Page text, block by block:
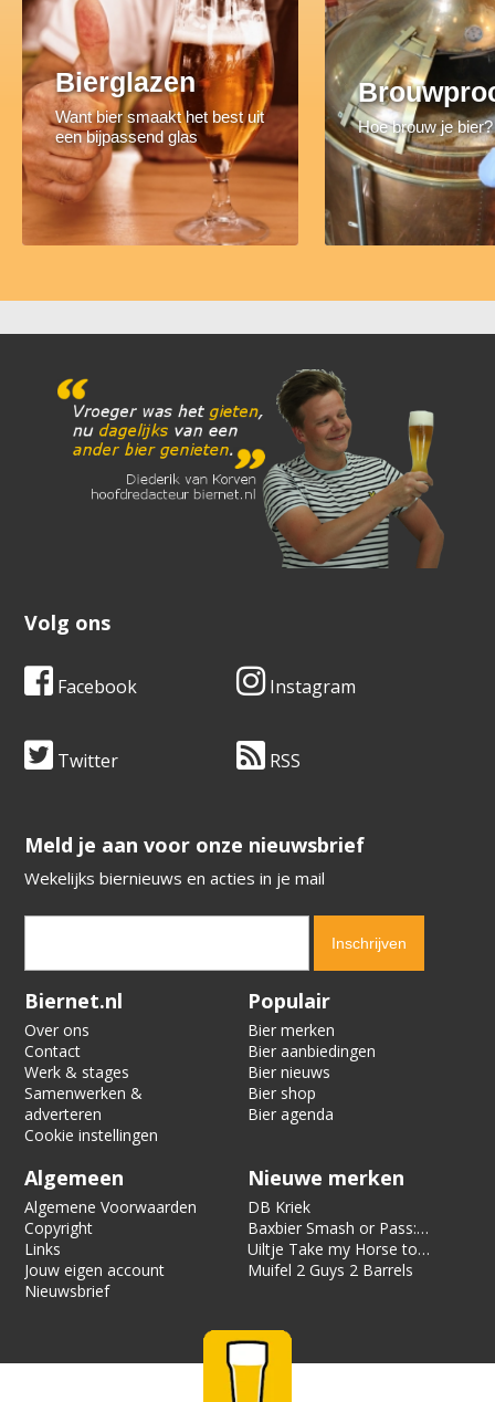
Bierglazen
Want bier smaakt het best uit
een bijpassend glas
Hoe brouw je bier?
Volg ons
Facebook Instagram
Twitter RSS
​​​​​​​Meld je aan voor onze nieuwsbrief
Wekelijks biernieuws en acties in je mail
Verification code:
Biernet.nl
Over ons
Contact
Werk & stages
Samenwerken &
adverteren
Cookie instellingen
Populair
Bier merken
Bier aanbiedingen
Bier nieuws
Bier shop
Bier agenda
Algemeen
Algemene Voorwaarden
Copyright
Links
Jouw eigen account
Nieuwsbrief
Nieuwe merken
DB Kriek
Baxbier Smash or Pass:
Strata
Uiltje Take my Horse to
the Hotel Room
Muifel 2 Guys 2 Barrels